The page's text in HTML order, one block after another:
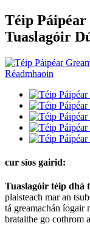
Téip
Tuaslagóir
cur síos gairid:
Tuaslagóir téip dhá
plaisteach mar an
tá greamachán íogair
brataithe go cothrom